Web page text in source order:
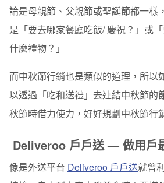
論是母親節、父親節或聖誕節都一樣
是「要去哪家餐廳吃飯/ 慶祝？」或
什麼禮物？」
而中秋節行銷也是類似的道理，所以
以透過「吃和送禮」去連結中秋節的
秋節時借力使力 ，好好規劃中秋節行
Deliveroo 戶戶送 — 做用戶
像是外送平台 Deliveroo 戶戶送就曾